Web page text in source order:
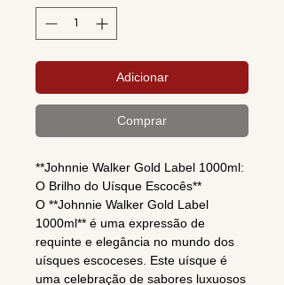
Adicionar
Comprar
**Johnnie Walker Gold Label 1000ml:
O Brilho do Uísque Escocês**
O **Johnnie Walker Gold Label
1000ml** é uma expressão de
requinte e elegância no mundo dos
uísques escoceses. Este uísque é
uma celebração de sabores luxuosos